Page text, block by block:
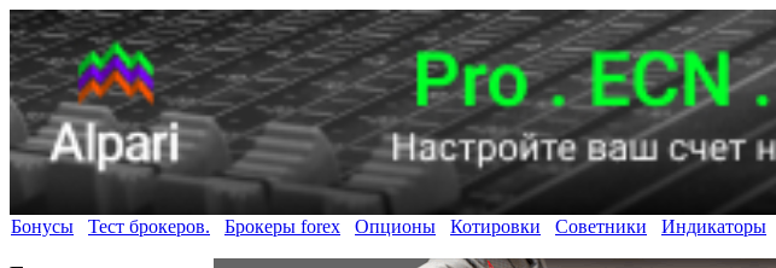
Бонусы Тест брокеров. Брокеры forex Опционы Котировки Советники Индикаторы